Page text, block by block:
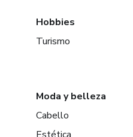
Hobbies
Turismo
Moda y belleza
Cabello